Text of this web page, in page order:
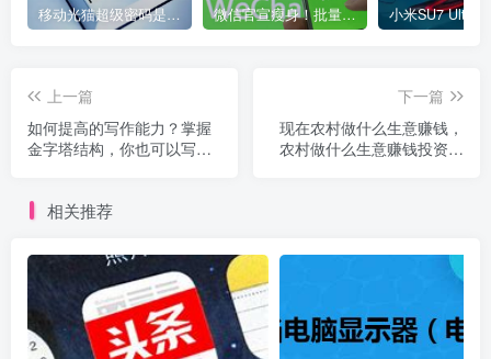
移动光猫超级密码是多少？移动光猫超级管理员后台账号与密码 微信官宣瘦身！批量清理原图新功能来了 安卓、iOS均可使用
上一篇
如何提高的写作能力？掌握
金字塔结构，你也可以写好
下一篇
现在农村做什么生意赚钱，
农村做什么生意赚钱投资不
相关推荐